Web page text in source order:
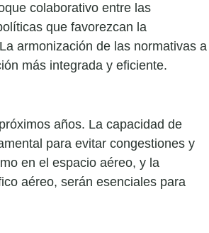
colaborativo entre las
que favorezcan la
armonización de las normativas a
más integrada y eficiente.
años. La capacidad de
para evitar congestiones y
en el espacio aéreo, y la
aéreo, serán esenciales para